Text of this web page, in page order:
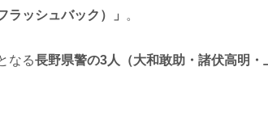
ラッシュバック）」 。
なる長野県警の3人（大和敢助・諸伏高明・